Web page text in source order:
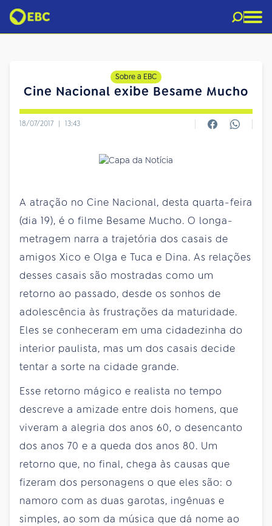
Sobre a EBC
Cine Nacional exibe Besame Mucho
18/07/2017 | 13:43
A atração no Cine Nacional, desta quarta-feira
(dia 19), é o filme Besame Mucho. O longa-
metragem narra a trajetória dos casais de
amigos Xico e Olga e Tuca e Dina. As relações
desses casais são mostradas como um
retorno ao passado, desde os sonhos de
adolescência às frustrações da maturidade.
Eles se conheceram em uma cidadezinha do
interior paulista, mas um dos casais decide
tentar a sorte na cidade grande.
Esse retorno mágico e realista no tempo
descreve a amizade entre dois homens, que
viveram a alegria dos anos 60, o desencanto
dos anos 70 e a queda dos anos 80. Um
retorno que, no final, chega às causas que
fizeram dos personagens o que eles são: o
namoro com as duas garotas, ingênuas e
simples, ao som da música que dá nome ao